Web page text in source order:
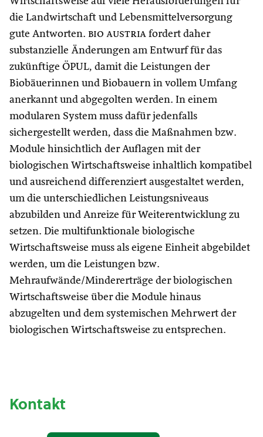
die Landwirtschaft und Lebensmittelversorgung
gute Antworten. bio austria fordert daher
substanzielle Änderungen am Entwurf für das
zukünftige ÖPUL, damit die Leistungen der
Biobäuerinnen und Biobauern in vollem Umfang
anerkannt und abgegolten werden. In einem
modularen System muss dafür jedenfalls
sichergestellt werden, dass die Maßnahmen bzw.
Module hinsichtlich der Auflagen mit der
biologischen Wirtschaftsweise inhaltlich kompatibel
und ausreichend differenziert ausgestaltet werden,
um die unterschiedlichen Leistungsniveaus
abzubilden und Anreize für Weiterentwicklung zu
setzen. Die multifunktionale biologische
Wirtschaftsweise muss als eigene Einheit abgebildet
werden, um die Leistungen bzw.
Mehraufwände/Mindererträge der biologischen
Wirtschaftsweise über die Module hinaus
abzugelten und dem systemischen Mehrwert der
biologischen Wirtschaftsweise zu entsprechen.
Kontakt